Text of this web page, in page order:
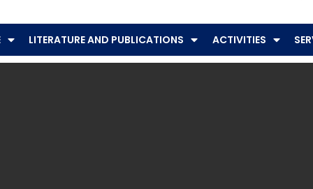
LITERATURE AND PUBLICATIONS ACTIVITIES